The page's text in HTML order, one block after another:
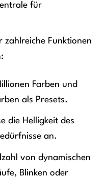
für
zahlreiche Funktionen
Farben und
als Presets.
die Helligkeit des
an.
von dynamischen
Blinken oder